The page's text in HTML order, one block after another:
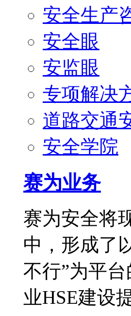
安全生产
安全眼
安监眼
专项解决
道路交通
安全学院
赛为业务
赛为安全将
中，形成了
不行”为平
业HSE建设